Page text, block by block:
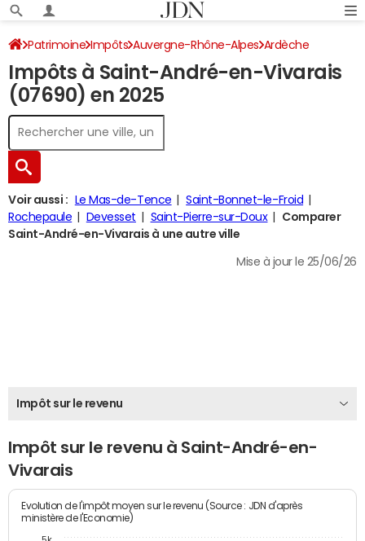
Patrimoine Impôts Auvergne-Rhône-Alpes Ardèche
Saint-André-en-Vivarais Impôt sur le revenu
Impôts à Saint-André-en-Vivarais
(07690) en 2025
Voir aussi : Le Mas-de-Tence
Saint-Bonnet-le-Froid
Rochepaule
Devesset Saint-Pierre-sur-Doux
Comparer
Saint-André-en-Vivarais à une autre ville
Mise à jour le 25/06/26
Impôt sur le revenu
Impôt sur le revenu à Saint-André-en-
Vivarais
Evolution de l'impôt moyen sur le revenu (Source : JDN d'après
ministère de l'Economie)